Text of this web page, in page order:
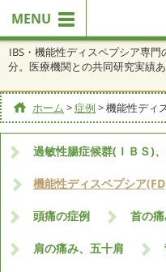
MENU
IBS・機能性ディスペプシア専
分。医療機関との共同研究実績
ホーム >症例 >機能性ディ
過敏性腸症候群(ＩＢＳ)
機能性ディスペプシア
頭痛の症例 首の
肩の痛み、五十肩